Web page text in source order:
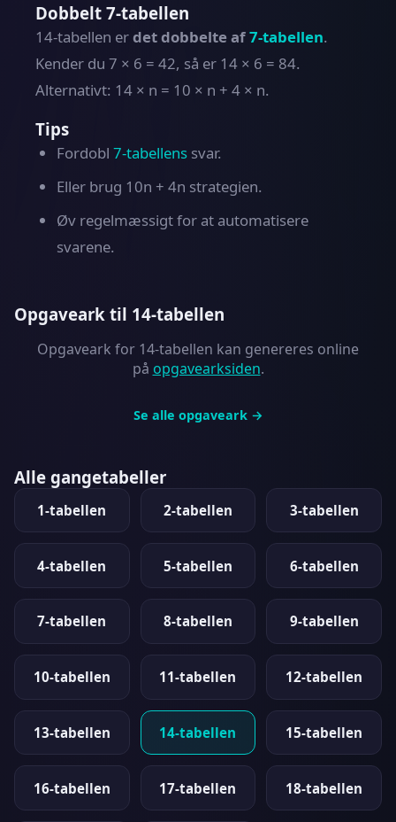
Dobbelt 7-tabellen
14-tabellen erdet dobbelte af7-tabellen.
Kender du 7 × 6 = 42, så er 14 × 6 = 84.
Alternativt: 14 × n = 10 × n + 4 × n.
Tips
Fordobl 7-tabellens svar.
Eller brug 10n + 4n strategien.
Øv regelmæssigt for at automatisere
svarene.
Opgaveark til 14-tabellen
Opgaveark for 14-tabellen kan genereres online
på opgavearksiden.
Se alle opgaveark →
Alle gangetabeller
1-tabellen 2-tabellen 3-tabellen
4-tabellen 5-tabellen 6-tabellen
7-tabellen 8-tabellen 9-tabellen
10-tabellen 11-tabellen 12-tabellen
13-tabellen 14-tabellen 15-tabellen
16-tabellen 17-tabellen 18-tabellen